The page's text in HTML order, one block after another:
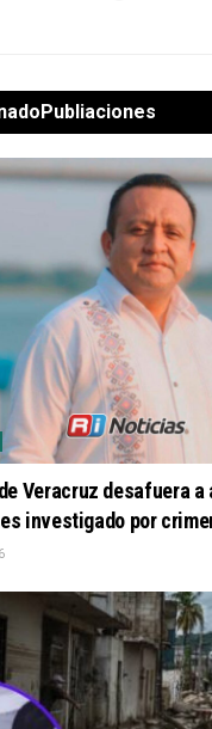
Publiaciones
Veracruz desafuera a
investigado por